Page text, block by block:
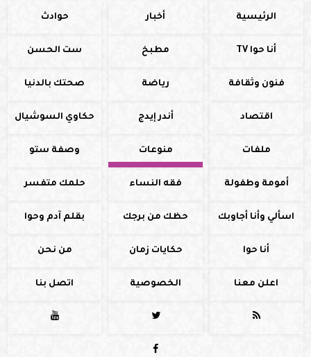
الرئيسية أخبار حوادث
أنا حوا TV مطبخ ست الحسن
فنون وثقافة رياضة صحتك بالدنيا
اقتصاد أندر إيدج حكاوي السوشيال
ملفات منوعات وصفة ستو
أمومة وطفولة فقه النساء حلمك متفسر
اسألي وأنا أجاوبك حظك من برجك بقلم آدم وحوا
أنا حوا حكايات زمان من نحن
اعلن معنا الخصوصية اتصل بنا



